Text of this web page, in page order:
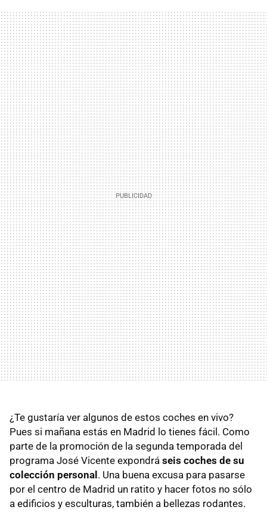
¿Te gustaría ver algunos de estos coches en vivo?
Pues si mañana estás en Madrid lo tienes fácil. Como
parte de la promoción de la segunda temporada del
programa José Vicente expondrá seis coches de su
colección personal. Una buena excusa para pasarse
por el centro de Madrid un ratito y hacer fotos no sólo
a edificios y esculturas, también a bellezas rodantes.